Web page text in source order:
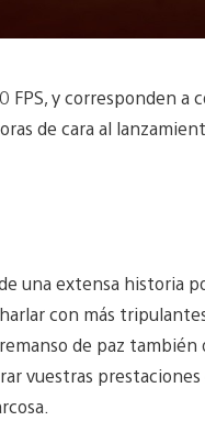
FPS, y corresponden
de cara al
una extensa historia
con más
de paz también
vuestras prestaciones